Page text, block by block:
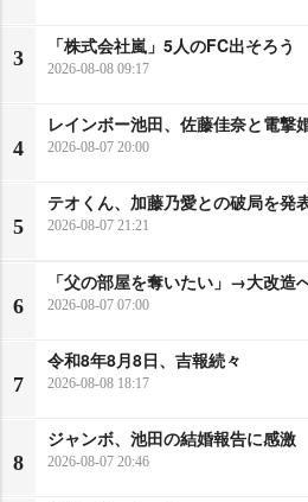
3
「株式会社嵐」5人のFC出そろう
2026-08-08 09:17
4
レインボー池田、佐藤佳奈と電撃
2026-08-07 20:00
5
テオくん、加藤乃愛との破局を発
2026-08-07 21:21
6
「父の部屋を奪いたい」→大改造
2026-08-07 07:00
7
令和8年8月8日、吉報続々
2026-08-08 18:17
8
ジャンボ、池田の結婚報告に感激
2026-08-07 20:46